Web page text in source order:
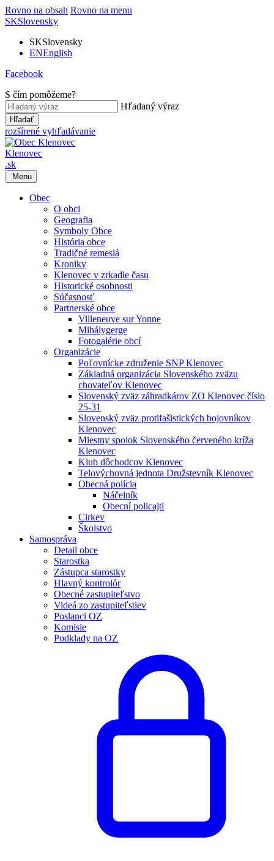
Rovno na obsah Rovno na menu
SKSlovensky
SKSlovensky
ENEnglish
Facebook
S čím pomôžeme?
Hľadaný výraz
Hľadať
rozšírené vyhľadávanie
Klenovec
.sk
Menu
Obec
O obci
Geografia
Symboly Obce
História obce
Tradičné remeslá
Kroniky
Klenovec v zrkadle času
Historické osobnosti
Súčasnosť
Partnerské obce
Villeneuve sur Yonne
Mihálygerge
Fotogalérie obcí
Organizácie
Poľovnícke združenie SNP Klenovec
Základná organizácia Slovenského zväzu
chovateľov Klenovec
Slovenský zväz záhradkárov ZO Klenovec číslo
25-31
Slovenský zväz protifašistických bojovníkov
Klenovec
Miestny spolok Slovenského červeného kríža
Klenovec
Klub dôchodcov Klenovec
Telovýchovná jednota Družstevník Klenovec
Obecná polícia
Náčelník
Obecní policajti
Cirkev
Školstvo
Samospráva
Detail obce
Starostka
Zástupca starostky
Hlavný kontrolór
Obecné zastupiteľstvo
Videá zo zastupiteľstiev
Poslanci OZ
Komisie
Podklady na OZ